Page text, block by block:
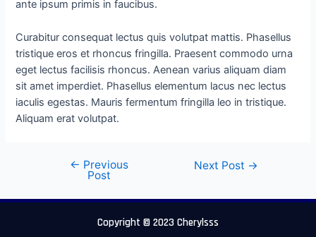
ante ipsum primis in faucibus.
Curabitur consequat lectus quis volutpat mattis. Phasellus
tristique eros et rhoncus fringilla. Praesent commodo urna
eget lectus facilisis rhoncus. Aenean varius aliquam diam
sit amet imperdiet. Phasellus elementum lacus nec lectus
iaculis egestas. Mauris fermentum fringilla leo in tristique.
Aliquam erat volutpat.
← Previous
Post
Next Post →
Copyright © 2023 Cherylsss